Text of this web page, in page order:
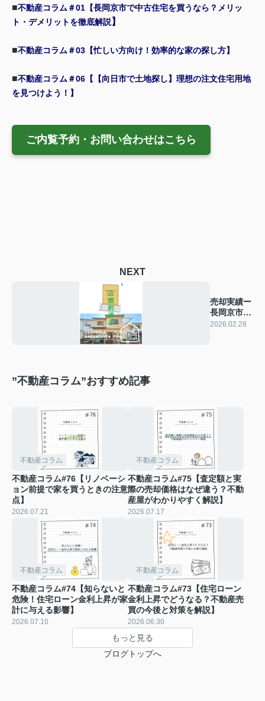
■不動産コラム＃01【長岡京市で中古住宅を買うなら？メリッ
ト・デメリットを徹底解説】
■不動産コラム＃03【忙しい方向け！効率的な家の探し方】
■不動産コラム＃06【【向日市で土地探し】理想の注文住宅用地
を見つけよう！】
ご内覧予約・お問い合わせはこちら
NEXT
売却実績ー
長岡京市滝
ノ町2丁目
2026.02.28
”不動産コラム”おすすめ記事
不動産コラム
不動産コラム#76【リノベーシ
ョン前提で家を買うときの注意
点】
2026.07.21
不動産コラム
不動産コラム#75【査定額と実
際の売却価格はなぜ違う？不動
産屋がわかりやすく解説】
2026.07.17
不動産コラム
不動産コラム#74【知らないと
危険！住宅ローン金利上昇が家
計に与える影響】
2026.07.10
不動産コラム
不動産コラム#73【住宅ローン
金利上昇でどうなる？不動産売
買の今後と対策を解説】
2026.06.30
もっと見る
ブログトップへ